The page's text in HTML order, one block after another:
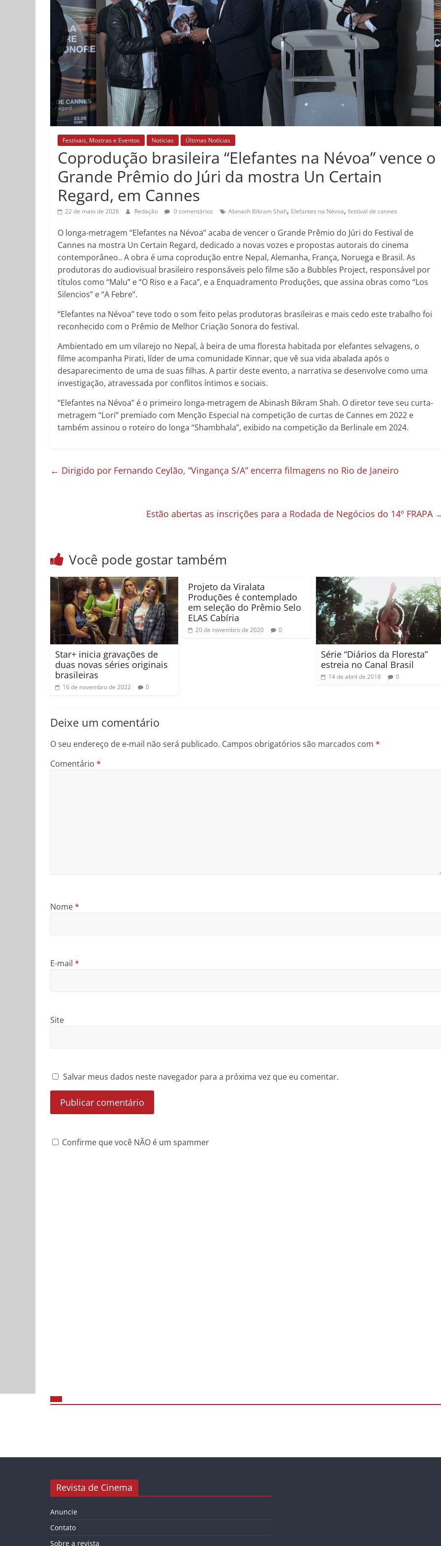
Festivais, Mostras e Eventos Notícias Últimas Notícias
Coprodução brasileira “Elefantes na Névoa” vence o
Grande Prêmio do Júri da mostra Un Certain
Regard, em Cannes
22 de maio de 2026 Redação 0 comentários Abinash Bikram Shah, Elefantes na Névoa, festival de cannes
O longa-metragem “Elefantes na Névoa” acaba de vencer o Grande Prêmio do Júri do Festival de
Cannes na mostra Un Certain Regard, dedicado a novas vozes e propostas autorais do cinema
contemporâneo.. A obra é uma coprodução entre Nepal, Alemanha, França, Noruega e Brasil. As
produtoras do audiovisual brasileiro responsáveis pelo filme são a Bubbles Project, responsável por
títulos como “Malu” e “O Riso e a Faca”, e a Enquadramento Produções, que assina obras como “Los
Silencios” e “A Febre”.
“Elefantes na Névoa” teve todo o som feito pelas produtoras brasileiras e mais cedo este trabalho foi
reconhecido com o Prêmio de Melhor Criação Sonora do festival.
Ambientado em um vilarejo no Nepal, à beira de uma floresta habitada por elefantes selvagens, o
filme acompanha Pirati, líder de uma comunidade Kinnar, que vê sua vida abalada após o
desaparecimento de uma de suas filhas. A partir deste evento, a narrativa se desenvolve como uma
investigação, atravessada por conflitos íntimos e sociais.
“Elefantes na Névoa” é o primeiro longa-metragem de Abinash Bikram Shah. O diretor teve seu curta-
metragem “Lori” premiado com Menção Especial na competição de curtas de Cannes em 2022 e
também assinou o roteiro do longa “Shambhala”, exibido na competição da Berlinale em 2024.
← Dirigido por Fernando Ceylão, “Vingança S/A” encerra filmagens no Rio de Janeiro
Estão abertas as inscrições para a Rodada de Negócios do 14º FRAPA
Você pode gostar também
Star+ inicia gravações de
duas novas séries originais
brasileiras
16 de novembro de 2022 0
Projeto da Viralata
Produções é contemplado
em seleção do Prêmio Selo
ELAS Cabíria
20 de novembro de 2020 0
Série “Diários da Floresta”
estreia no Canal Brasil
14 de abril de 2018 0
Deixe um comentário
O seu endereço de e-mail não será publicado. Campos obrigatórios são marcados com *
Comentário *
Nome*
E-mail *
Site
Salvar meus dados neste navegador para a próxima vez que eu comentar.
Confirme que você NÃO é um spammer
Revista de Cinema
Anuncie
Contato
Sobre a revista